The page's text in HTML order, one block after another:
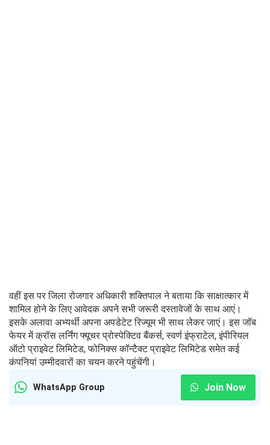
वहीं इस पर जिला रोजगार अधिकारी शक्तिपाल ने बताया कि साक्षात्कार में
शामिल होने के लिए आवेदक अपने सभी जरूरी दस्तावेजों के साथ आएं।
इसके अलावा अभ्यर्थी अपना अपडेटेट रिज्यूम भी साथ लेकर जाएं। इस जॉब
फेयर में क्रॉस लर्निंग फ्यूचर प्रोस्पेक्टिव बैंकर्स, स्वर्ण इंफ्राटेल, इंपीरियल
ऑटो प्राइवेट लिमिटेड, फोनिक्स कॉन्टैक्ट प्राइवेट लिमिटेड समेत कई
कंपनियां उम्मीदवारों का चयन करने पहुंचेंगी।
WhatsApp Group Join Now